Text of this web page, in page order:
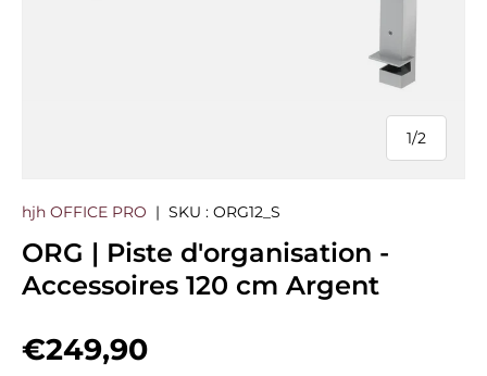
1/
de
2
hjh OFFICE PRO | SKU : ORG12_S
ORG | Piste d'organisation -
Accessoires 120 cm Argent
Prix habituel
€249,90